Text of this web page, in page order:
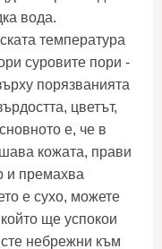
вода.
температура
суровите пори -
порязванията
цветът,
е, че в
кожата, прави
и премахва
е сухо, можете
ще успокои
небрежни към